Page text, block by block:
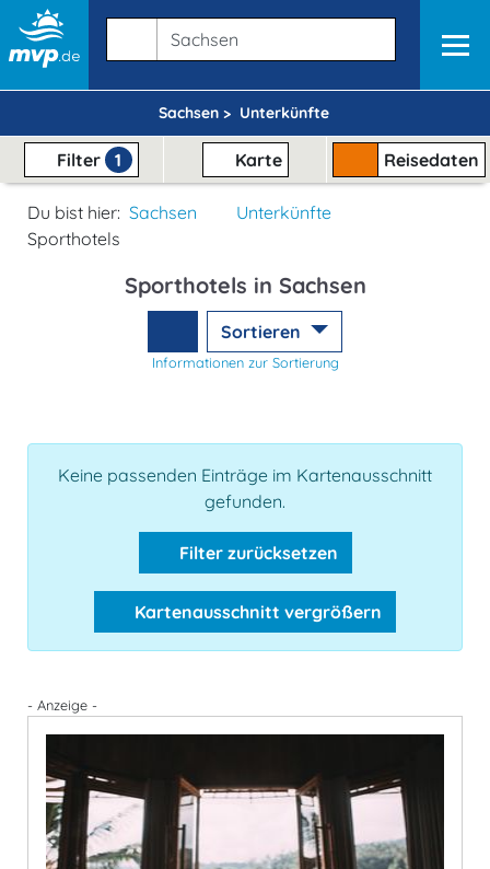
Sachsen > Unterkünfte
Filter 1 Karte Reisedaten
Du bist hier: Sachsen
Unterkünfte
Sporthotels
Sporthotels in Sachsen
Sortieren
Informationen zur Sortierung
Keine passenden Einträge im Kartenausschnitt
gefunden.
Filter zurücksetzen
Kartenausschnitt vergrößern
- Anzeige -